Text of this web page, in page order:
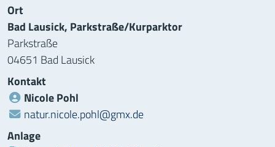
Ort
Bad Lausick, Parkstraße/Kurparktor
Parkstraße
04651 Bad Lausick
Kontakt
Nicole Pohl
natur.nicole.pohl@gmx.de
Anlage